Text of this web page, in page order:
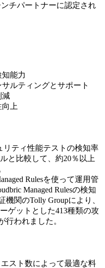
チパートナーに認定され
知能力
ルティングとサポート
減
向上
リティ性能テストの検知率
と比較して、約20％以上
Rulesを使って運用管
Managed Rulesの検知
関のTolly Groupにより、
ゲットとした413種類の攻
行われました。
スト数によって最適な料